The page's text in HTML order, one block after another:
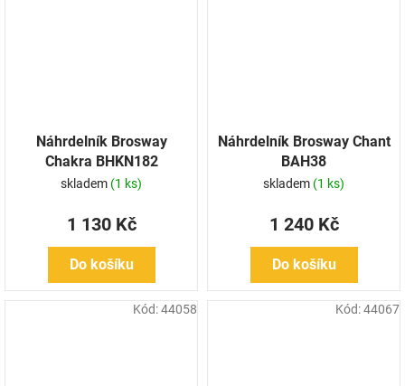
Náhrdelník Brosway
Chakra BHKN182
skladem (1 ks)
1 130 Kč
Do košíku
Náhrdelník Brosway Chant
BAH38
skladem (1 ks)
1 240 Kč
Do košíku
Kód:44058 Kód:44067